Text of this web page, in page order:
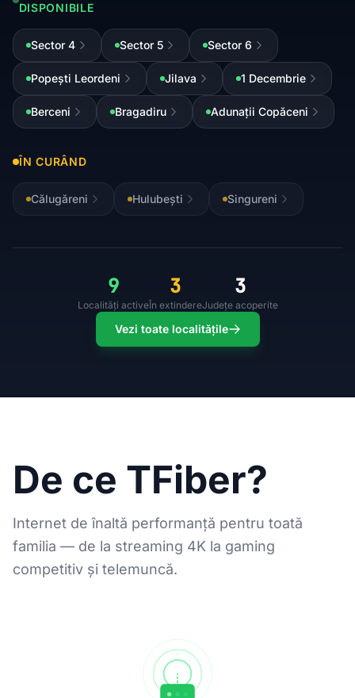
DISPONIBILE
Sector 4 Sector 5 Sector 6
Popești Leordeni Jilava 1 Decembrie
Berceni Bragadiru Adunații Copăceni
ÎN CURÂND
Călugăreni Hulubești Singureni
9
Localități active
3
În extindere
3
Județe acoperite
Vezi toate localitățile
De ce TFiber?
Internet de înaltă performanță pentru toată
familia — de la streaming 4K la gaming
competitiv și telemuncă.